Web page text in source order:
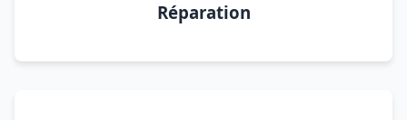
Réparation